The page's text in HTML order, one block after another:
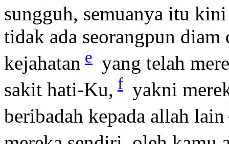
sungguh, semuanya itu
tidak ada seorangpun diam
kejahatan e yang telah
sakit hati-Ku, f yakni
beribadah kepada allah lain